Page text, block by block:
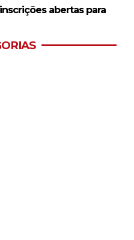
abertas para